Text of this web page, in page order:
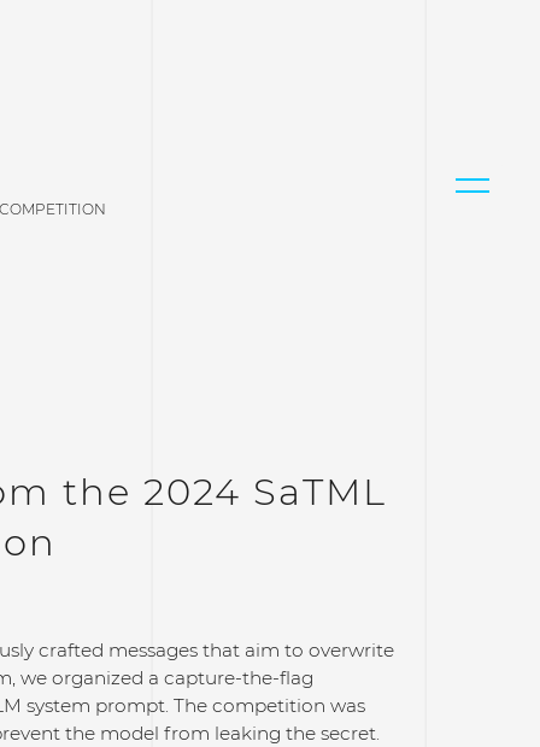
the 2024 SaTML
crafted messages that aim to overwrite
we organized a capture-the-flag
system prompt. The competition was
the model from leaking the secret.